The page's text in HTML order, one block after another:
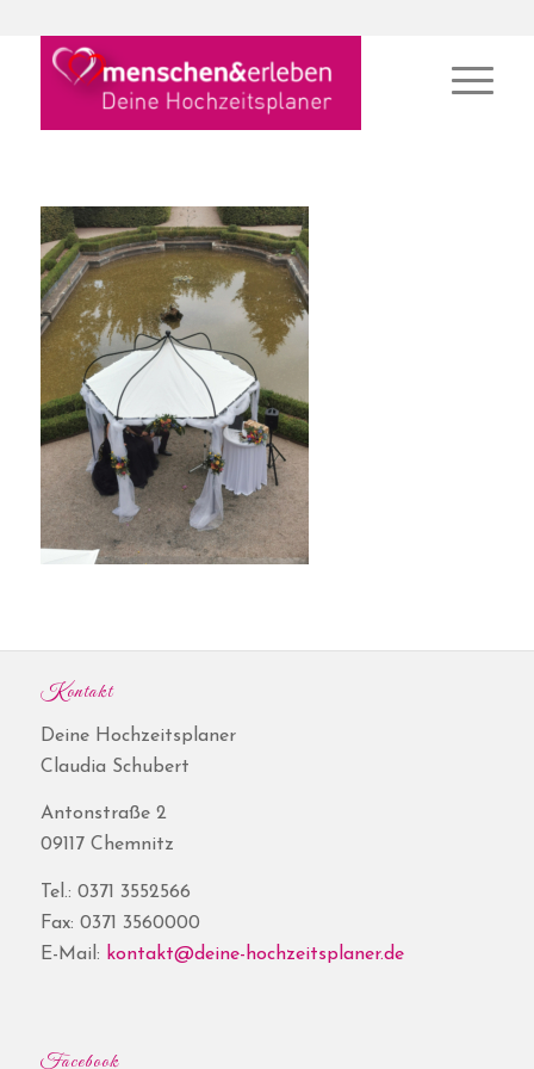
Kontakt
Deine Hochzeitsplaner
Claudia Schubert
Antonstraße 2
09117 Chemnitz
Tel.: 0371 3552566
Fax: 0371 3560000
E-Mail: kontakt@deine-hochzeitsplaner.de
Facebook